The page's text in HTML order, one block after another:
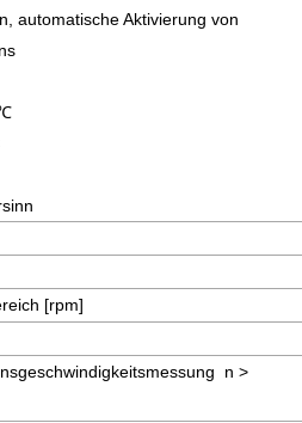
automatische Aktivierung von
[rpm]
n >